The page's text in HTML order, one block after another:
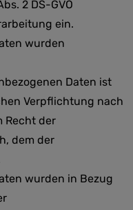
2 DS-GVO
ein.
wurden
Daten ist
Verpflichtung nach
Recht der
dem der
wurden in Bezug